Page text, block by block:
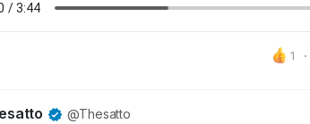
1 ·
@Thesatto